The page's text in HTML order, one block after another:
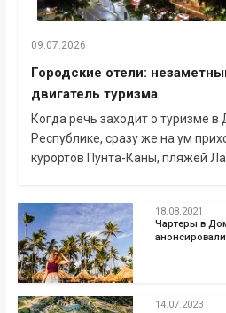
09.07.2026
Городские отели:
двигатель туризма
Когда речь заходит о туризме
Республике, сразу же на ум
курортов Пунта-Каны, пляжей
18.08.2021
Чартеры в
14.07.2023